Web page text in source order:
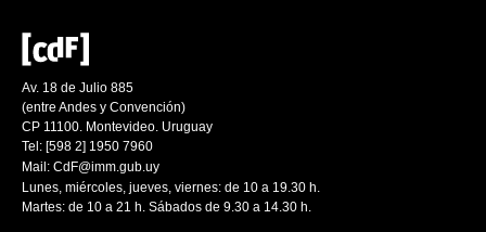
Av. 18 de Julio 885
(entre Andes y Convención)
CP 11100. Montevideo. Uruguay
Tel: [598 2] 1950 7960
Mail: CdF@imm.gub.uy
Lunes, miércoles, jueves, viernes: de 10 a 19.30 h.
Martes: de 10 a 21 h. Sábados de 9.30 a 14.30 h.